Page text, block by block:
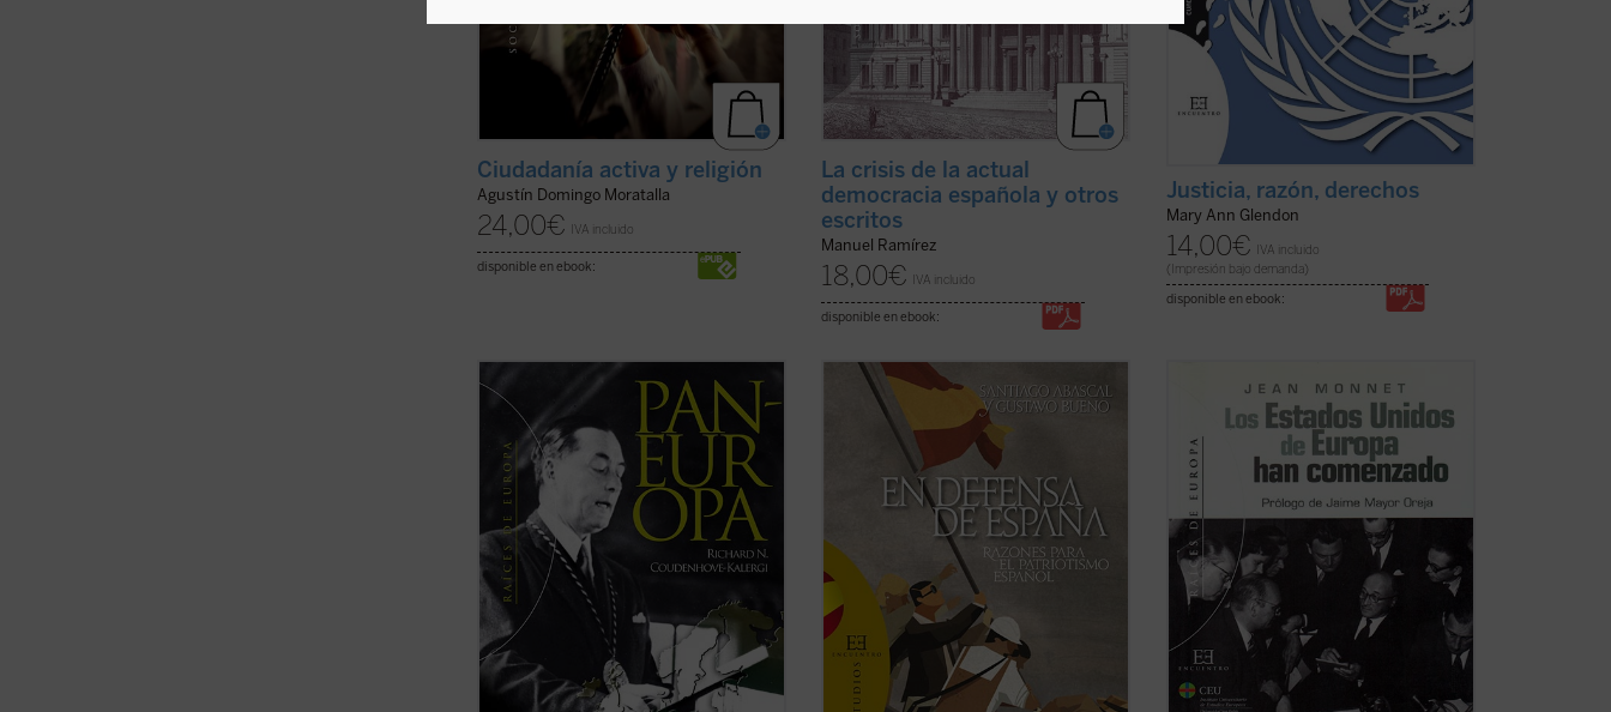
Ciudadanía activa y religión
Agustín Domingo Moratalla
24,00€ IVA incluido
disponible en ebook:
La crisis de la actual
democracia española y otros
escritos
Manuel Ramírez
18,00€ IVA incluido
disponible en ebook:
Justicia, razón, derechos
Mary Ann Glendon
14,00€
IVA incluido
(Impresión bajo demanda)
disponible en ebook:
Prólogo de Otto de Habsburgo
Tras un primer llamamiento a la unidad
de Europa en Octubre de 1922,
Coudenhove-Kalergi propuso en 1923 el
primer proyecto moderno de una Europa
unida, expuesto en su libro
Pan-Europa.
Esta obra ...
(ver ficha)
La Fundación DENAES, para la Defensa
de la Nación española, ha elaborado este
texto institucional en el que
cumplidamente ofrecemos, del modo
más abierto pero también más
exhaustivo posible, todo el bagaje
argumental e ideológico que da ...
(ver
ficha)
Prólogo de Jaime Mayor Oreja.
A 50 años de la entrada en vigor del
Tratado de Roma y a 25 del Tratado de
Maastricht, se publica por primera vez
en español esta obra de uno de los
fundadores de la Unión Europea, Jean
Monet.
Los europeos ...
(ver ficha)